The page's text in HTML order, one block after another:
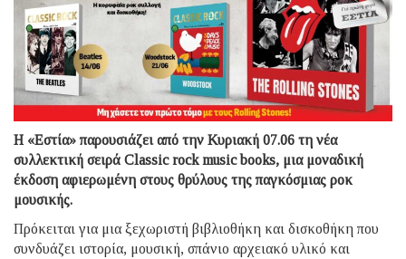
Η «Εστία» παρουσιάζει από την Κυριακή 07.06 τη νέα
συλλεκτική σειρά Classic rock music books, μια μοναδική
έκδοση αφιερωμένη στους θρύλους της παγκόσμιας ροκ
μουσικής.
Πρόκειται για μια ξεχωριστή βιβλιοθήκη και δισκοθήκη που
συνδυάζει ιστορία, μουσική, σπάνιο αρχειακό υλικό και